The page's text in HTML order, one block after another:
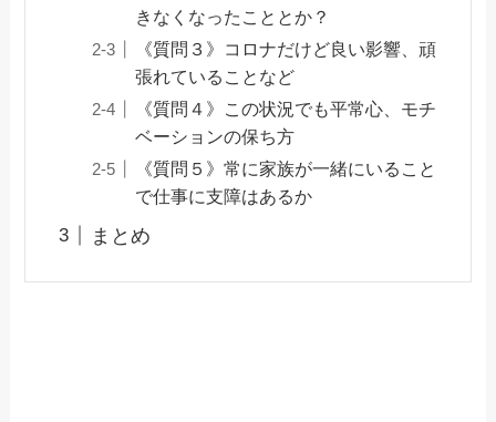
きなくなったこととか？
《質問３》コロナだけど良い影響、頑
張れていることなど
《質問４》この状況でも平常心、モチ
ベーションの保ち方
《質問５》常に家族が一緒にいること
で仕事に支障はあるか
まとめ